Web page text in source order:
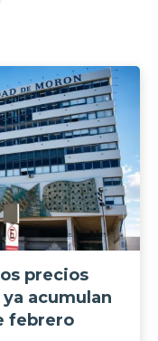
precios
ya acumulan
febrero